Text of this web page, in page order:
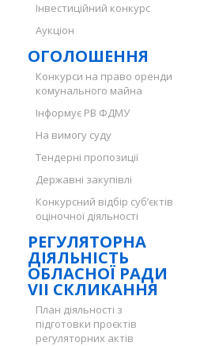
Інвестиційний конкурс
Аукціон
ОГОЛОШЕННЯ
Конкурси на право оренди
комунального майна
Інформує РВ ФДМУ
На вимогу суду
Тендерні пропозиції
Державні закупівлі
Конкурсний відбір суб’єктів
оціночної діяльності
РЕГУЛЯТОРНА
ДІЯЛЬНІСТЬ
ОБЛАСНОЇ РАДИ
VII СКЛИКАННЯ
План діяльності з
підготовки проєктів
регуляторних актів